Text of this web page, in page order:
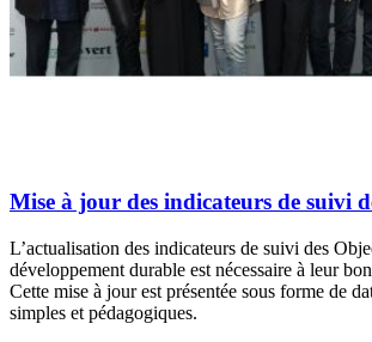
Mise à jour des indicateurs de suivi
L’actualisation des indicateurs de suivi des
développement durable est nécessaire à leur
Cette mise à jour est présentée sous forme de
simples et pédagogiques.